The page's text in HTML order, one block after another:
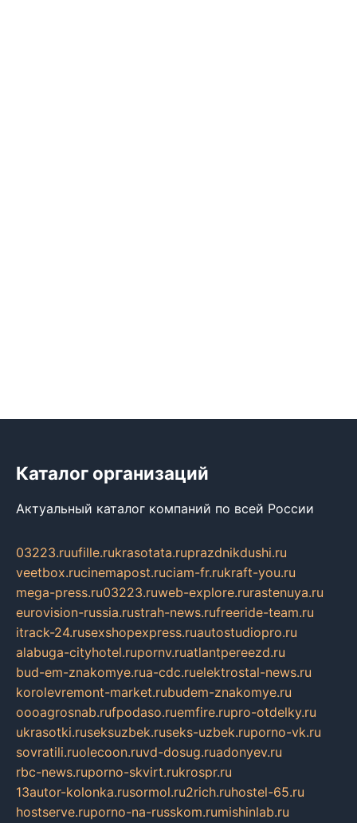
Каталог организаций
Актуальный каталог компаний по всей России
03223.ruufille.rukrasotata.ruprazdnikdushi.ru
veetbox.rucinemapost.ruciam-fr.rukraft-you.ru
mega-press.ru03223.ruweb-explore.rurastenuya.ru
eurovision-russia.rustrah-news.rufreeride-team.ru
itrack-24.rusexshopexpress.ruautostudiopro.ru
alabuga-cityhotel.rupornv.ruatlantpereezd.ru
bud-em-znakomye.rua-cdc.ruelektrostal-news.ru
korolevremont-market.rubudem-znakomye.ru
oooagrosnab.rufpodaso.ruemfire.rupro-otdelky.ru
ukrasotki.ruseksuzbek.ruseks-uzbek.ruporno-vk.ru
sovratili.ruolecoon.ruvd-dosug.ruadonyev.ru
rbc-news.ruporno-skvirt.rukrospr.ru
13autor-kolonka.rusormol.ru2rich.ruhostel-65.ru
hostserve.ruporno-na-russkom.rumishinlab.ru